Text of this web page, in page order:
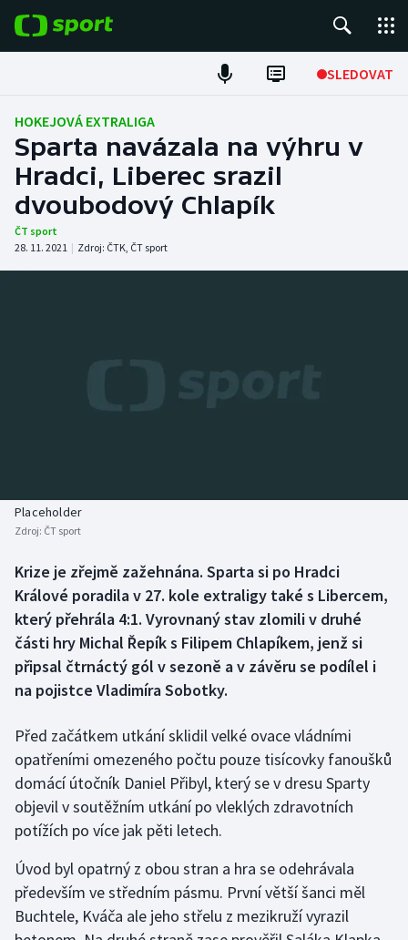
SLEDOVAT
Fotbal
Hokej
Tenis
Atletika
Biatlon
Box
Curling
Dostihy
Florbal
Futsal
Golf
Gymnastika
Házená
Aplikace ČT sport
HOKEJOVÁ EXTRALIGA
Sparta navázala na výhru v
Hradci, Liberec srazil
dvoubodový Chlapík
ČT sport
28. 11. 2021 | Zdroj: ČTK, ČT sport
Placeholder
Zdroj: ČT sport
Krize je zřejmě zažehnána. Sparta si po Hradci
Králové poradila v 27. kole extraligy také s Libercem,
který přehrála 4:1. Vyrovnaný stav zlomili v druhé
části hry Michal Řepík s Filipem Chlapíkem, jenž si
připsal čtrnáctý gól v sezoně a v závěru se podílel i
na pojistce Vladimíra Sobotky.
Před začátkem utkání sklidil velké ovace vládními
opatřeními omezeného počtu pouze tisícovky fanoušků
domácí útočník Daniel Přibyl, který se v dresu Sparty
objevil v soutěžním utkání po vleklých zdravotních
potížích po více jak pěti letech.
Úvod byl opatrný z obou stran a hra se odehrávala
především ve středním pásmu. První větší šanci měl
Buchtele, Kváča ale jeho střelu z mezikruží vyrazil